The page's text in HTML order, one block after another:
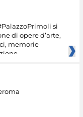
si
di opere d’arte,
memorie